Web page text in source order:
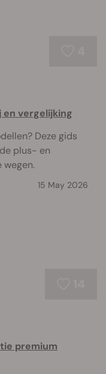
en vergelijking
Deze gids
plus- en
wegen.
15 May 2026
premium